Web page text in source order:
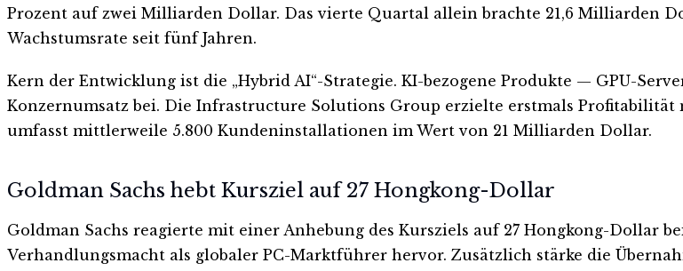
Prozent auf zwei Milliarden Dollar. Das vierte Quartal allein brachte 21,6 Milliarden
Wachstumsrate seit fünf Jahren.
Kern der Entwicklung ist die „Hybrid AI“-Strategie. KI-bezogene Produkte — GPU-
Konzernumsatz bei. Die Infrastructure Solutions Group erzielte erstmals Profitabilität
umfasst mittlerweile 5.800 Kundeninstallationen im Wert von 21 Milliarden Dollar.
Goldman Sachs hebt Kursziel auf 27 Hongkong-Dollar
Goldman Sachs reagierte mit einer Anhebung des Kursziels auf 27 Hongkong-Dollar
Verhandlungsmacht als globaler PC-Marktführer hervor. Zusätzlich stärke die